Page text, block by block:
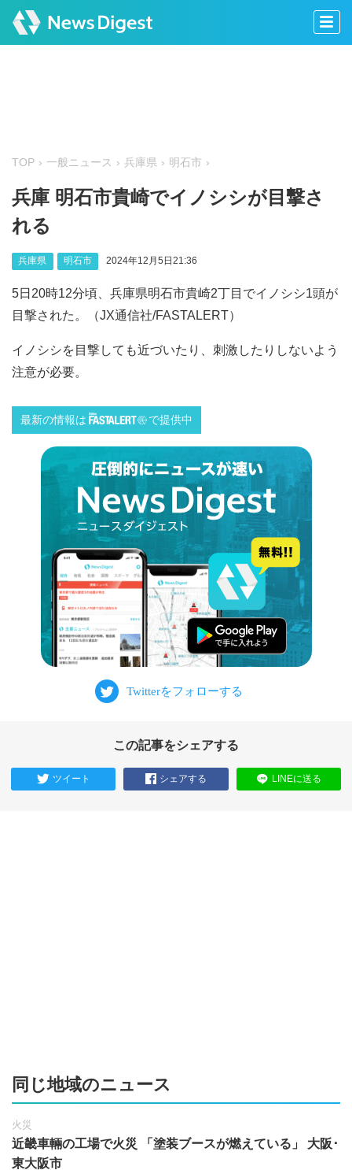
TOP 一般ニュース 兵庫県 明石市
兵庫 明石市貴崎でイノシシが目撃さ
れる
兵庫県 明石市 2024年12月5日21:36
5日20時12分頃、兵庫県明石市貴崎2丁目でイノシシ1頭が
目撃された。（JX通信社/FASTALERT）
イノシシを目撃しても近づいたり、刺激したりしないよう
注意が必要。
最新の情報は で提供中
この記事をシェアする
ツイート シェアする LINEに送る
同じ地域のニュース
火災
近畿車輛の工場で火災 「塗装ブースが燃えている」 大阪･
東大阪市